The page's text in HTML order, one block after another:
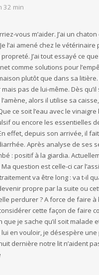
32 min
vous m’aider. J’ai un
l’ai amené chez le vétérinaire
J’ai tout essayé ce que
comme solutions pour
plutôt que dans sa litière.
mais pas de lui-même. Dès
alors il utilise sa
ce soit l’eau avec le vinaigre
ou encore les essentielles
effet, depuis son arrivée, il
Après analyse de ses
: positif à la giardia.
question est celle-ci car
va être long : va t-il
propre par la suite ou
perdurer ? A force de faire à
cette façon de faire
que je sache qu’il soit malade
en vouloir, je désespère
dernière notre lit n’aident